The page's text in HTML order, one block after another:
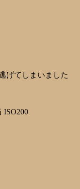
げてしまいました
ISO200